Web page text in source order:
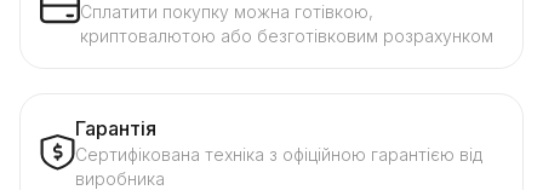
Сплатити покупку можна готівкою,
криптовалютою або безготівковим розрахунком
Гарантія
Сертифікована техніка з офіційною гарантією від
виробника